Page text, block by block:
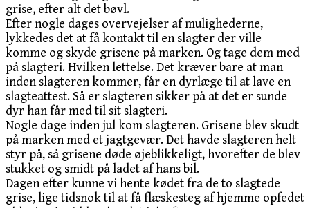
grise, efter alt det bøvl.
Efter nogle dages overvejelser af mulighederne,
lykkedes det at få kontakt til en slagter der ville
komme og skyde grisene på marken. Og tage dem med
på slagteri. Hvilken lettelse. Det kræver bare at man
inden slagteren kommer, får en dyrlæge til at lave en
slagteattest. Så er slagteren sikker på at det er sunde
dyr han får med til sit slagteri.
Nogle dage inden jul kom slagteren. Grisene blev skudt
på marken med et jagtgevær. Det havde slagteren helt
styr på, så grisene døde øjeblikkeligt, hvorefter de blev
stukket og smidt på ladet af hans bil.
Dagen efter kunne vi hente kødet fra de to slagtede
grise, lige tidsnok til at få flæskesteg af hjemme opfedet